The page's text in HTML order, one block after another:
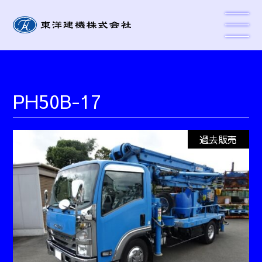
PH50B-17
過去販売